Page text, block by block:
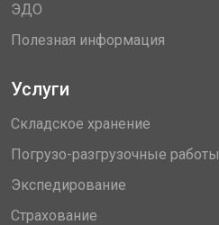
ЭДО
Полезная информация
Услуги
Складское хранение
Погрузо-разгрузочные работы
Экспедирование
Страхование